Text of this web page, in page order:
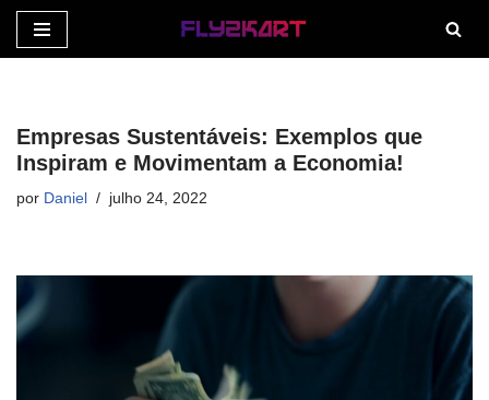
Pular
conteúdo
Empresas Sustentáveis: Exemplos que
Inspiram e Movimentam a Economia!
por Daniel julho 24, 2022